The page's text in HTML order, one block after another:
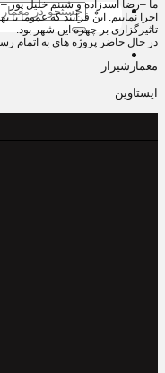
جستجو
برای:
اجرا نماییم. این فرایند که
تاثیرگزاری بر چهره این شهر بود.
در حال حاضر پروژه های به اتمام
معمارشیراز
ایستاوین